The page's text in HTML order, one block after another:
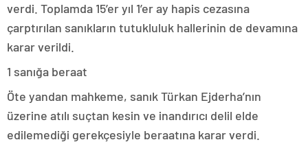
verdi. Toplamda 15’er yıl 1’er ay hapis cezasına
çarptırılan sanıkların tutukluluk hallerinin de devamına
karar verildi.
1 sanığa beraat
Öte yandan mahkeme, sanık Türkan Ejderha’nın
üzerine atılı suçtan kesin ve inandırıcı delil elde
edilemediği gerekçesiyle beraatına karar verdi.